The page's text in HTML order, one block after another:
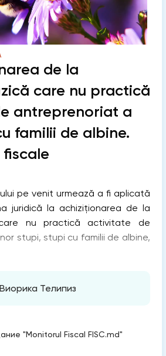
de la
care nu practică
antreprenoriat a
familii de albine.
pe venit urmează a fi aplicată
juridică la achiziționarea de la
nu practică activitate de
stupi, stupi cu familii de albine,
Виорика Телипиз
"Monitorul Fiscal FISC.md"